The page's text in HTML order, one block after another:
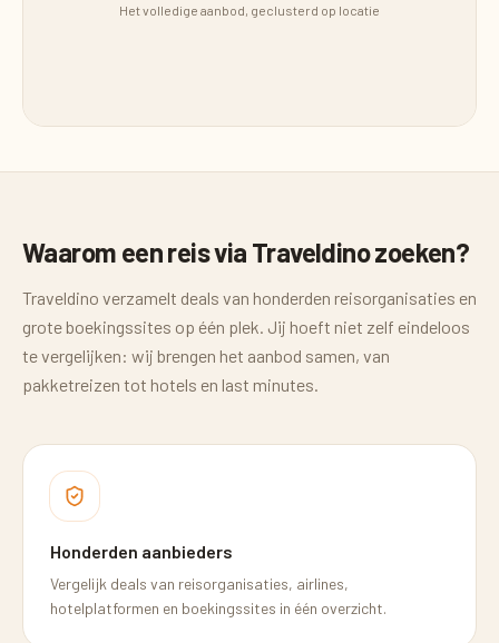
Het volledige aanbod, geclusterd op locatie
Waarom een reis via Traveldino zoeken?
Traveldino verzamelt deals van honderden reisorganisaties en
grote boekingssites op één plek. Jij hoeft niet zelf eindeloos
te vergelijken: wij brengen het aanbod samen, van
pakketreizen tot hotels en last minutes.
Honderden aanbieders
Vergelijk deals van reisorganisaties, airlines,
hotelplatformen en boekingssites in één overzicht.